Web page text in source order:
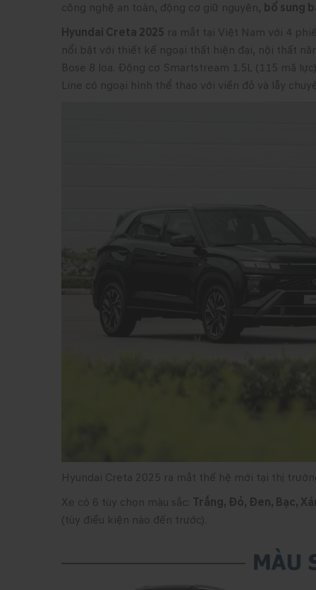
công nghệ an toàn, động cơ giữ nguyên, bổ sung
Hyundai Creta 2025 ra mắt tại Việt Nam với 4
nổi bật với thiết kế ngoại thất hiện đại, nội thất
Bose 8 loa. Động cơ Smartstream 1.5L (115 mã
Line có ngoại hình thể thao với viền đỏ và lẫy
Hyundai Creta 2025 ra mắt thế hệ mới tại thị
Xe có 6 tùy chọn màu sắc: Trắng, Đỏ, Đen, Bạc,
(tùy điều kiện nào đến trước).